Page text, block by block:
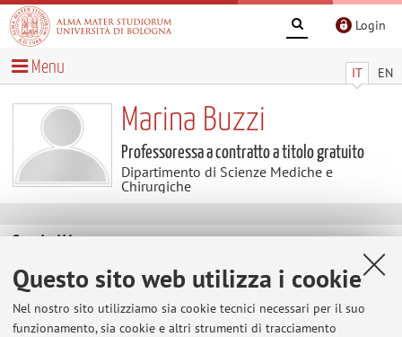
Questo sito web utilizza i cookie
Nel nostro sito utilizziamo sia cookie tecnici necessari per il suo
funzionamento, sia cookie e altri strumenti di tracciamento
Login
IT EN
Menu
Marina Buzzi
Professoressa a contratto a titolo gratuito
Dipartimento di Scienze Mediche e
Chirurgiche
Contatti
E-mail:
marina.buzzi@unibo.it
Tel:
+39 051 2143011